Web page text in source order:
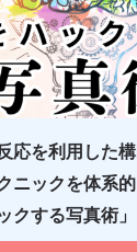
応を利用した
ニックを体系
クする写真術